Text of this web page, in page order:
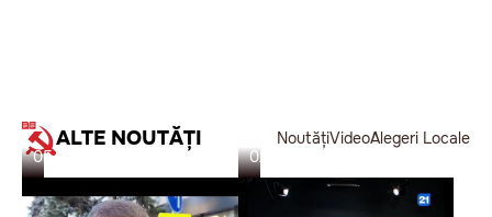
ALTE NOUTĂȚI NoutățiVideoAlegeri Locale
05.11.23
02.11.23